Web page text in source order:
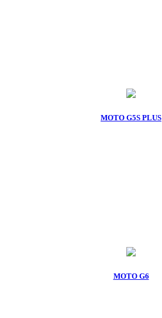
MOTO G5S PLUS
MOTO G6